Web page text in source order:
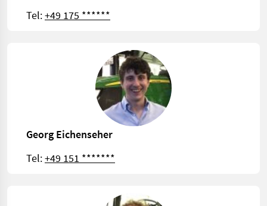
Tel:+49 175 ******
Georg Eichenseher
Tel:+49 151 *******